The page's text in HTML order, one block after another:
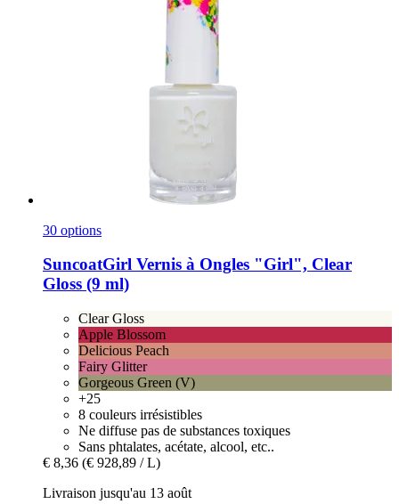
30 options
SuncoatGirl Vernis à Ongles "Girl", Clear
Gloss (9 ml)
Clear Gloss
Apple Blossom
Delicious Peach
Fairy Glitter
Gorgeous Green (V)
+25
8 couleurs irrésistibles
Ne diffuse pas de substances toxiques
Sans phtalates, acétate, alcool, etc..
€ 8,36 (€ 928,89 / L)
Livraison jusqu'au 13 août